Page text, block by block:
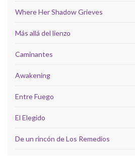
Where Her Shadow Grieves
Más allá del lienzo
Caminantes
Awakening
Entre Fuego
El Elegido
De un rincón de Los Remedios